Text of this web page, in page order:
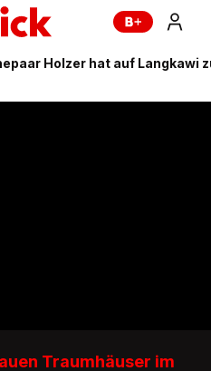
Holzer hat auf Langkawi
Traumhäuser im